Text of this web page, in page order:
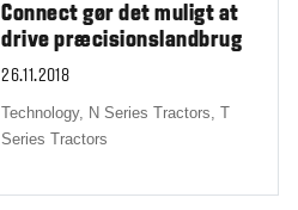
Connect gør det muligt at
drive præcisionslandbrug
26.11.2018
Technology, N Series Tractors,T
Series Tractors